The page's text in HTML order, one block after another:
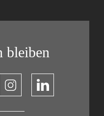
bleiben